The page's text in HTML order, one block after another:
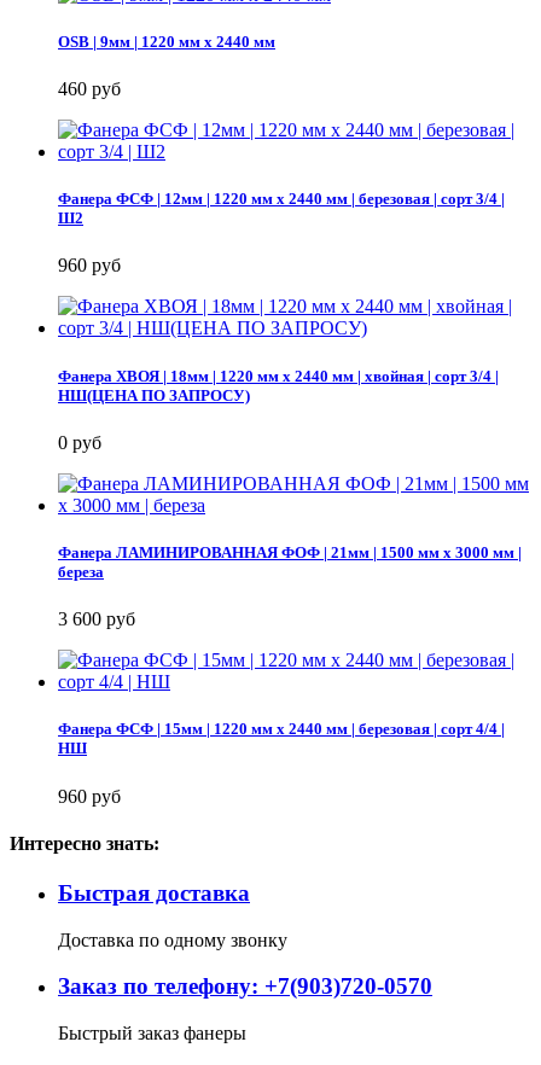
OSB | 9мм | 1220 мм х 2440 мм
460 руб
Фанера ФСФ | 12мм | 1220 мм х 2440 мм | березовая | сорт 3/4 |
Ш2
960 руб
Фанера ХВОЯ | 18мм | 1220 мм х 2440 мм | хвойная | сорт 3/4 |
НШ(ЦЕНА ПО ЗАПРОСУ)
0 руб
Фанера ЛАМИНИРОВАННАЯ ФОФ | 21мм | 1500 мм х 3000 мм |
береза
3 600 руб
Фанера ФСФ | 15мм | 1220 мм х 2440 мм | березовая | сорт 4/4 |
НШ
960 руб
Интересно знать:
Быстрая доставка
Доставка по одному звонку
Заказ по телефону: +7(903)720-0570
Быстрый заказ фанеры